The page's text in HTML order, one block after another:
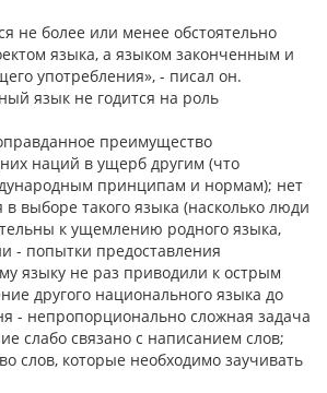
не более или менее обстоятельно
языка, а языком законченным и
употребления», - писал он.
язык не годится на роль
преимущество
наций в ущерб другим (что
принципам и нормам); нет
в выборе такого языка (насколько люди
к ущемлению родного языка,
- попытки предоставления
языку не раз приводили к острым
другого национального языка до
- непропорционально сложная задача
слабо связано с написанием слов;
слов, которые необходимо заучивать